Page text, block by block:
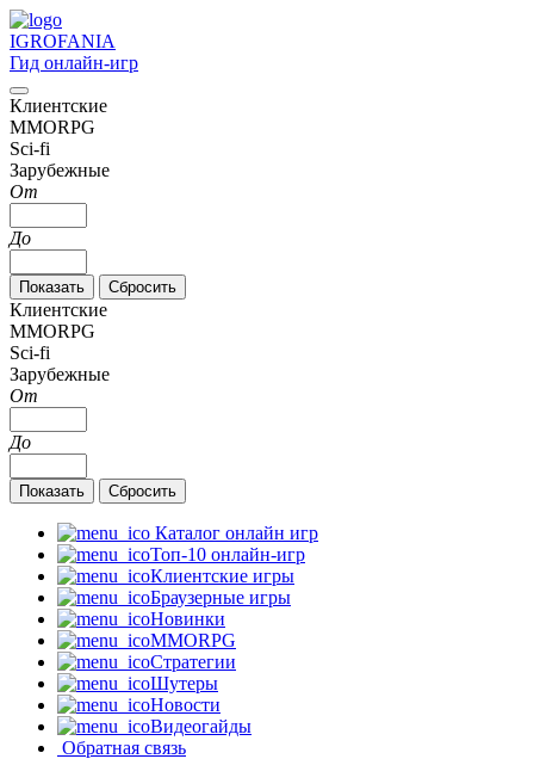
IGROFANIA
Гид онлайн-игр
Клиентские
MMORPG
Sci-fi
Зарубежные
От
До
Клиентские
MMORPG
Sci-fi
Зарубежные
От
До
Каталог онлайн игр
Топ-10 онлайн-игр
Клиентские игры
Браузерные игры
Новинки
MMORPG
Стратегии
Шутеры
Новости
Видеогайды
Обратная связь